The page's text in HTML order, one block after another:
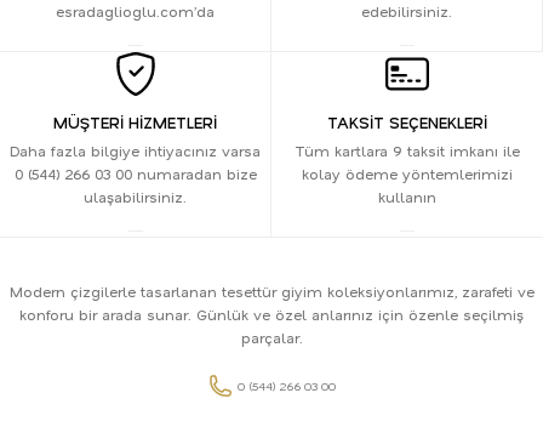
esradaglioglu.com’da
edebilirsiniz.
MÜŞTERİ HİZMETLERİ
Daha fazla bilgiye ihtiyacınız varsa
0 (544) 266 03 00 numaradan bize
ulaşabilirsiniz.
TAKSİT SEÇENEKLERİ
Tüm kartlara 9 taksit imkanı ile
kolay ödeme yöntemlerimizi
kullanın
Modern çizgilerle tasarlanan tesettür giyim koleksiyonlarımız, zarafeti ve
konforu bir arada sunar. Günlük ve özel anlarınız için özenle seçilmiş
parçalar.
0 (544) 266 03 00